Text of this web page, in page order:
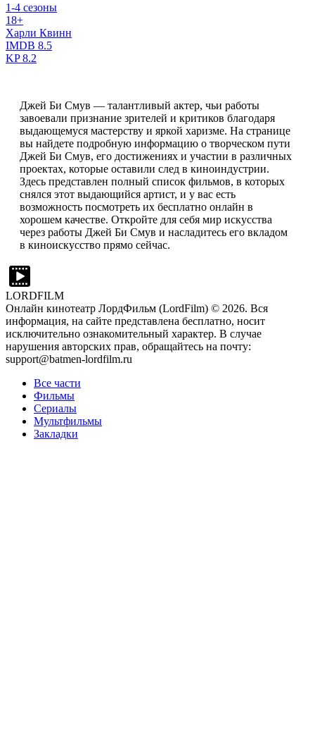
1-4 сезоны
18+
Харли Квинн
IMDB 8.5
KP8.2
Джей Би Смув — талантливый актер, чьи работы
завоевали признание зрителей и критиков благодаря
выдающемуся мастерству и яркой харизме. На странице
вы найдете подробную информацию о творческом пути
Джей Би Смув, его достижениях и участии в различных
проектах, которые оставили след в киноиндустрии.
Здесь представлен полный список фильмов, в которых
снялся этот выдающийся артист, и у вас есть
возможность посмотреть их бесплатно онлайн в
хорошем качестве. Откройте для себя мир искусства
через работы Джей Би Смув и насладитесь его вкладом
в киноискусство прямо сейчас.
LORDFILM
Онлайн кинотеатр ЛордФильм (LordFilm) © 2026. Вся
информация, на сайте представлена бесплатно, носит
исключительно ознакомительный характер. В случае
нарушения авторских прав, обращайтесь на почту:
support@batmen-lordfilm.ru
Все части
Фильмы
Сериалы
Мультфильмы
Закладки